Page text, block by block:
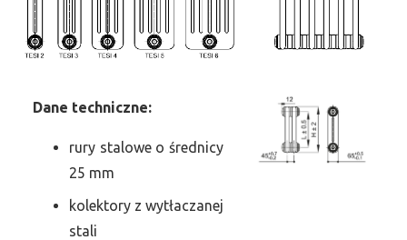
Dane techniczne:
rury stalowe o średnicy
25 mm
kolektory z wytłaczanej
stali